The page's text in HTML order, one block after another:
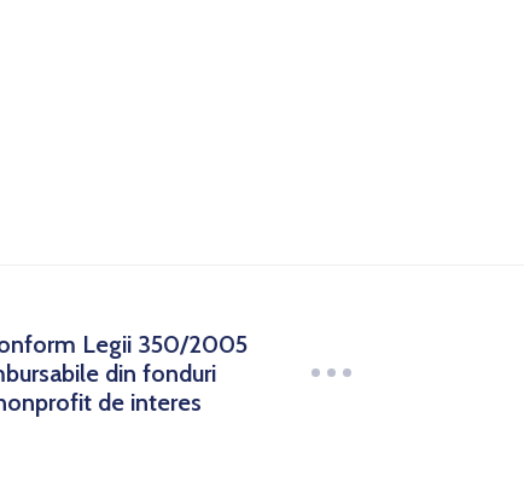
Legii 350/2005
din fonduri
de interes